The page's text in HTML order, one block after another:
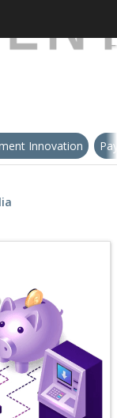
Innovation